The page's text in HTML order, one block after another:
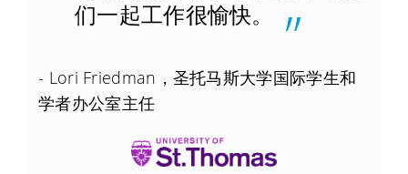
们一起工作很愉快。
- Lori Friedman，圣托马斯大学国际学生和
学者办公室主任